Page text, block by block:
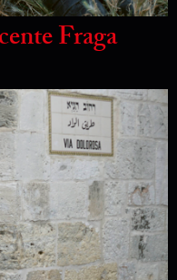
Fraga